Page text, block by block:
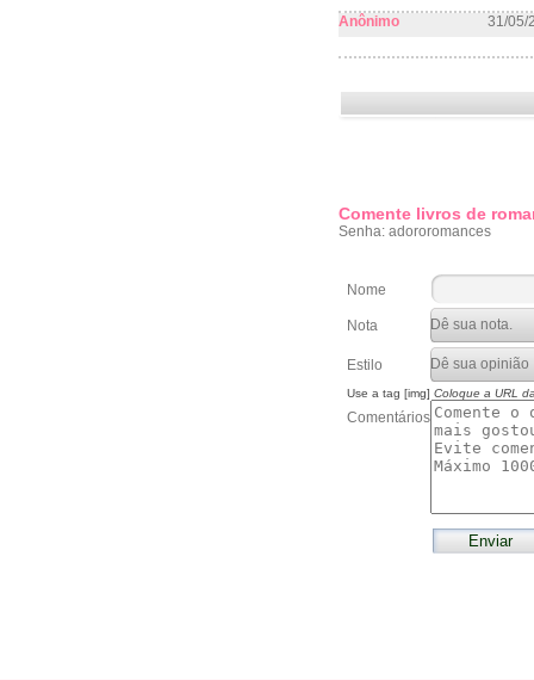
Anônimo 31/05/
Comente livros de
Senha: adororomances
Nome
Nota
Estilo
Use a tag [img] Coloque a URL
Comentários